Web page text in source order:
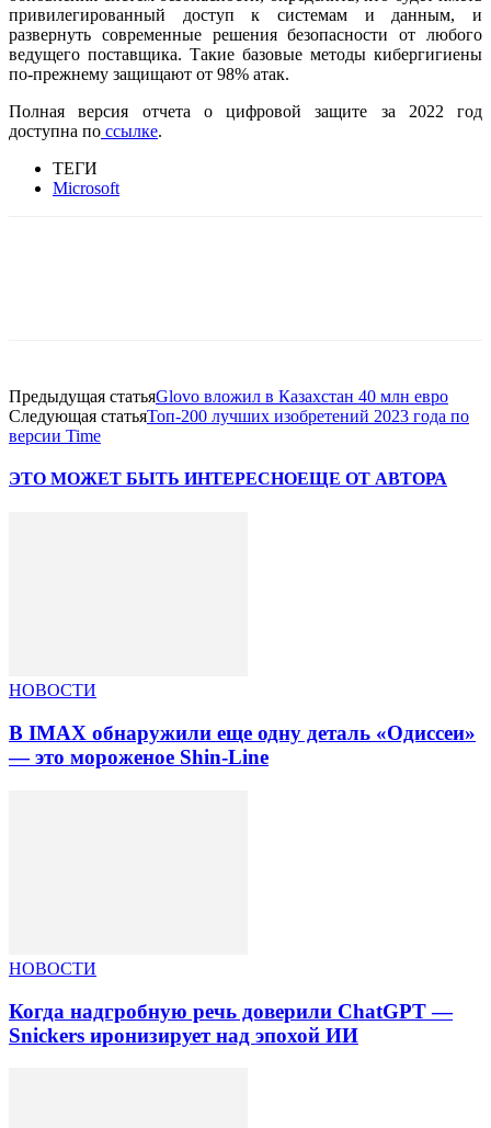
привилегированный доступ к системам и данным, и
развернуть современные решения безопасности от любого
ведущего поставщика. Такие базовые методы кибергигиены
по-прежнему защищают от 98% атак.
Полная версия отчета о цифровой защите за 2022 год
доступна по ссылке.
ТЕГИ
Microsoft
Предыдущая статьяGlovo вложил в Казахстан 40 млн евро
Следующая статьяТоп-200 лучших изобретений 2023 года по
версии Time
ЭТО МОЖЕТ БЫТЬ ИНТЕРЕСНОЕЩЕ ОТ АВТОРА
НОВОСТИ
В IMAX обнаружили еще одну деталь «Одиссеи»
— это мороженое Shin-Line
НОВОСТИ
Когда надгробную речь доверили ChatGPT —
Snickers иронизирует над эпохой ИИ